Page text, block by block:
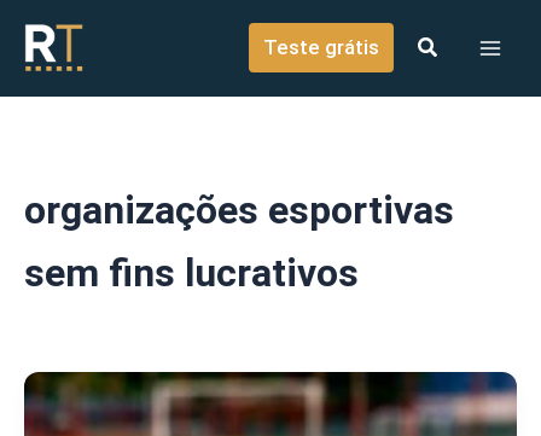
conteúdo
Teste grátis
organizações esportivas
sem fins lucrativos